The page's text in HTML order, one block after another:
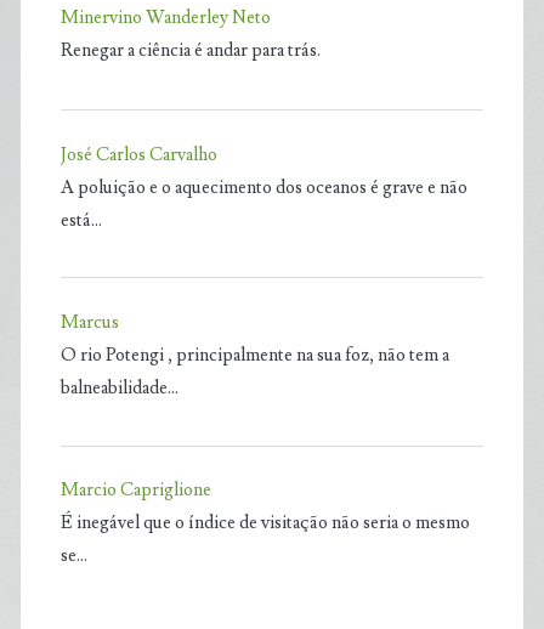
Minervino Wanderley Neto
Renegar a ciência é andar para trás.
José Carlos Carvalho
A poluição e o aquecimento dos oceanos é grave e não
está…
Marcus
O rio Potengi , principalmente na sua foz, não tem a
balneabilidade…
Marcio Capriglione
É inegável que o índice de visitação não seria o mesmo
se…